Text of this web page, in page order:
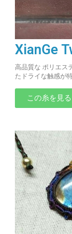
XianGe
高品質な ポリエス
たドライな触感が
この糸を見る